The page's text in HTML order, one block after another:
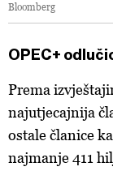
Bloomberg
OPEC+
Prema
najutjecajnija
ostale članice
najmanje 411